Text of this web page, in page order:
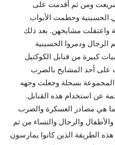
ومن ثم أقدمت على
الحسينية وحطمت الأبواب
واعتقلت مشايخهن. بعد ذلك
ودمروا الحسينية
كبيرة من قنابل الكوكتيل
على أحد المشايخ بالضرب
بسحلة وجعلت وجهه
عن استخدام هذه القنابل.
هي مصادر العسكرة والضرب
والرجال والنساء من ثم
الطريقة الذين كانوا يمارسون